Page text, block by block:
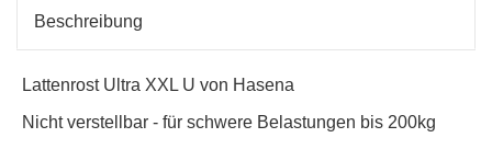
Beschreibung
Lattenrost Ultra XXL U von Hasena
Nicht verstellbar - für schwere Belastungen bis 200kg